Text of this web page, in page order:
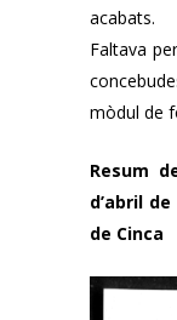
acabats.
Faltava
mòdul de
Resum
d’abril
de Cinca